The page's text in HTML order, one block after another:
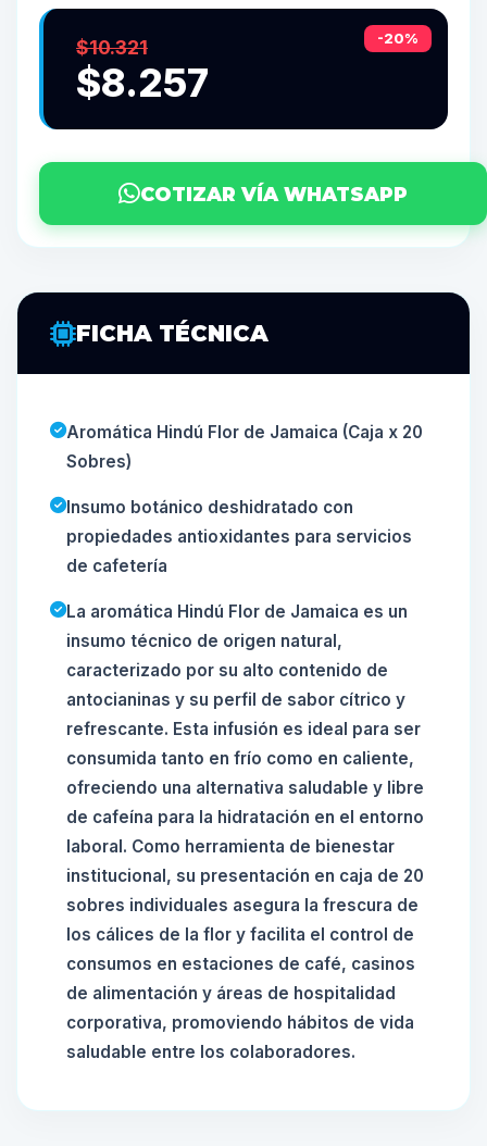
-20%
$10.321
$8.257
COTIZAR VÍA WHATSAPP
FICHA TÉCNICA
Aromática Hindú Flor de Jamaica (Caja x 20
Sobres)
Insumo botánico deshidratado con
propiedades antioxidantes para servicios
de cafetería
La aromática Hindú Flor de Jamaica es un
insumo técnico de origen natural,
caracterizado por su alto contenido de
antocianinas y su perfil de sabor cítrico y
refrescante. Esta infusión es ideal para ser
consumida tanto en frío como en caliente,
ofreciendo una alternativa saludable y libre
de cafeína para la hidratación en el entorno
laboral. Como herramienta de bienestar
institucional, su presentación en caja de 20
sobres individuales asegura la frescura de
los cálices de la flor y facilita el control de
consumos en estaciones de café, casinos
de alimentación y áreas de hospitalidad
corporativa, promoviendo hábitos de vida
saludable entre los colaboradores.